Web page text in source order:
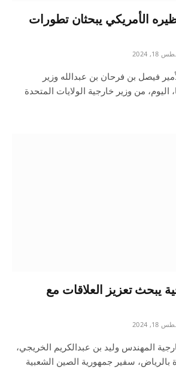
الأمريكي يبحثان تطورات
2024
فيصل بن فرحان بن عبدالله وزير
اليوم، من وزير خارجية الولايات المتحدة
يبحث تعزيز العلاقات مع
2024
المهندس وليد بن عبدالكريم الخريجي،
بالرياض، سفير جمهورية الصين الشعبية